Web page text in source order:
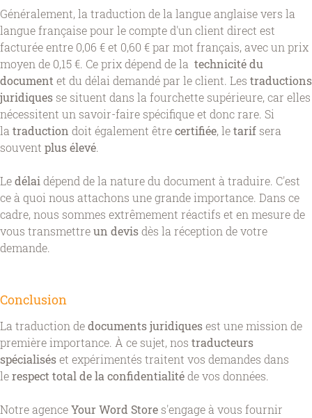
Généralement, la traduction de la langue anglaise vers la
langue française pour le compte d'un client direct est
facturée entre 0,06 € et 0,60 € par mot français, avec un prix
moyen de 0,15 €. Ce prix dépend de la technicité du
documentet du délai demandé par le client. Les traductions
juridiquesse situent dans la fourchette supérieure, car elles
nécessitent un savoir-faire spécifique et donc rare. Si
latraduction doit également êtrecertifiée, letarifsera
souvent plus élevé.
Ledélaidépend de lanature du document à traduire. C'est
ce à quoi nous attachons une grande importance. Dans ce
cadre, nous sommes extrêmement réactifs et en mesure de
vous transmettreun devisdès la réception de votre
demande.
Conclusion
La traduction dedocuments juridiquesest une mission de
première importance. À ce sujet, nos traducteurs
spécialiséset expérimentés traitent vos demandes dans
lerespect total de la confidentialitéde vos données.
Notre agenceYour Word Stores'engage à vous fournir